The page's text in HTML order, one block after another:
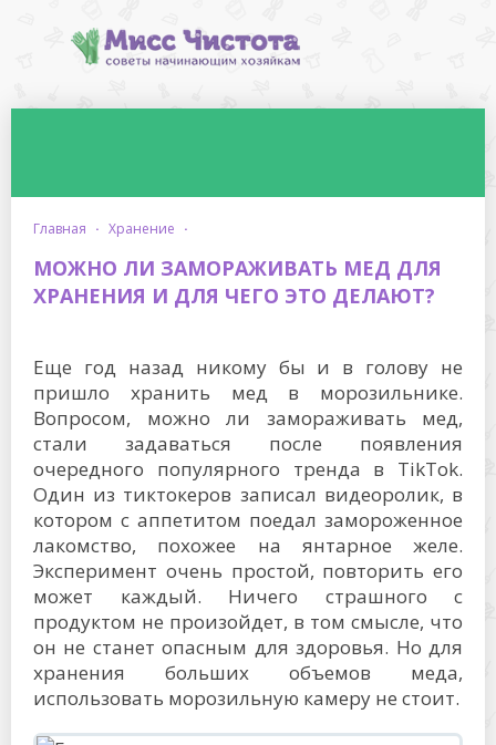
главная · хранение ·
МОЖНО ЛИ ЗАМОРАЖИВАТЬ МЕД ДЛЯ
ХРАНЕНИЯ И ДЛЯ ЧЕГО ЭТО ДЕЛАЮТ?
Еще год назад никому бы и в голову не
пришло хранить мед в морозильнике.
Вопросом, можно ли замораживать мед,
стали задаваться после появления
очередного популярного тренда в TikTok.
Один из тиктокеров записал видеоролик, в
котором с аппетитом поедал замороженное
лакомство, похожее на янтарное желе.
Эксперимент очень простой, повторить его
может каждый. Ничего страшного с
продуктом не произойдет, в том смысле, что
он не станет опасным для здоровья. Но для
хранения больших объемов меда,
использовать морозильную камеру не стоит.